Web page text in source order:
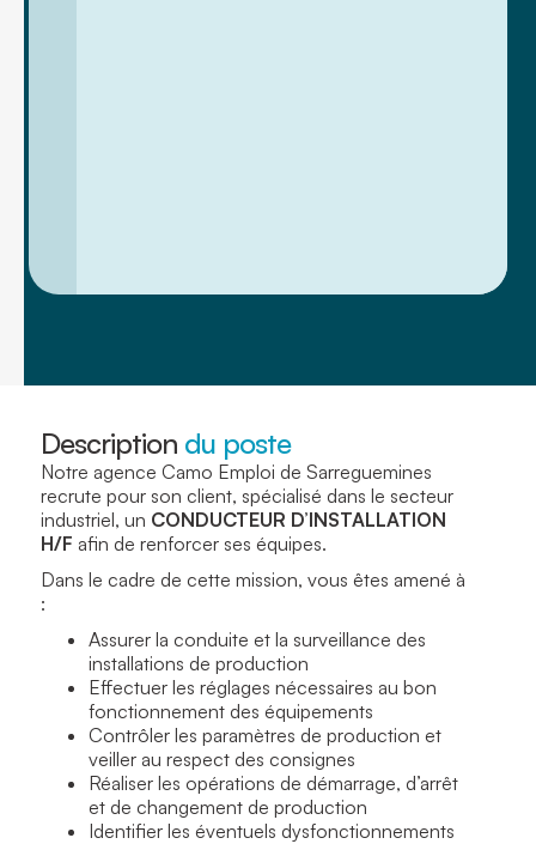
Description du poste
Notre agence Camo Emploi de Sarreguemines
recrute pour son client, spécialisé dans le secteur
industriel, un CONDUCTEUR D’INSTALLATION
H/F afin de renforcer ses équipes.
Dans le cadre de cette mission, vous êtes amené à
:
Assurer la conduite et la surveillance des
installations de production
Effectuer les réglages nécessaires au bon
fonctionnement des équipements
Contrôler les paramètres de production et
veiller au respect des consignes
Réaliser les opérations de démarrage, d’arrêt
et de changement de production
Identifier les éventuels dysfonctionnements